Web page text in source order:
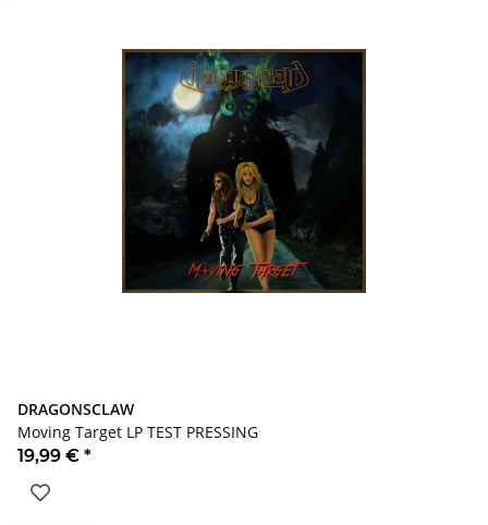
DRAGONSCLAW
Moving Target LP TEST PRESSING
19,99 € *